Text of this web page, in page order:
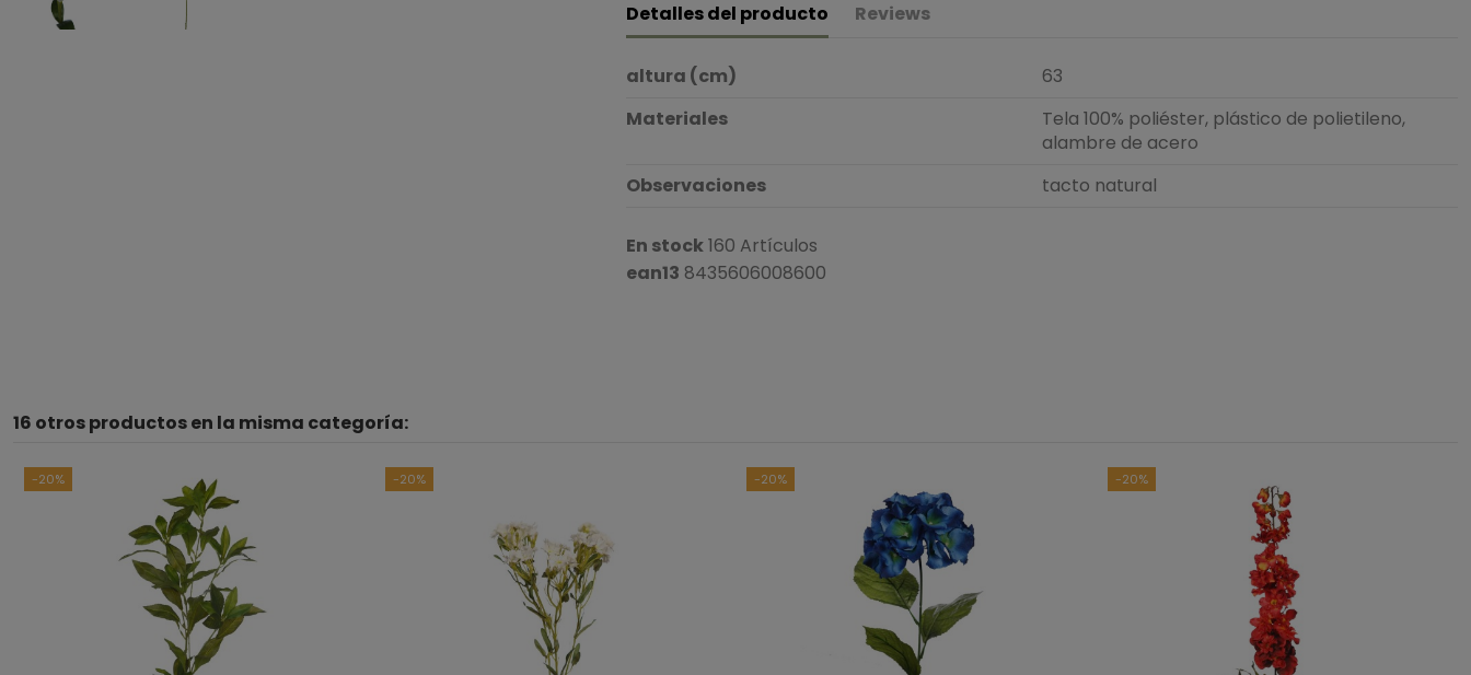
Detalles del producto Reviews
altura (cm)
63
Materiales
Tela 100% poliéster, plástico de polietileno,
alambre de acero
Observaciones
tacto natural
En stock160 Artículos
ean13 8435606008600
16 otros productos en la misma categoría:
-20% -20% -20% -20%